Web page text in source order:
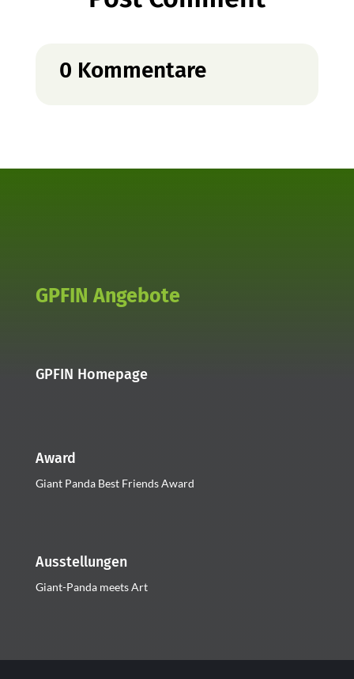
0 Kommentare
GPFIN Angebote
GPFIN Homepage
Award
Giant Panda Best Friends Award
Ausstellungen
Giant-Panda meets Art